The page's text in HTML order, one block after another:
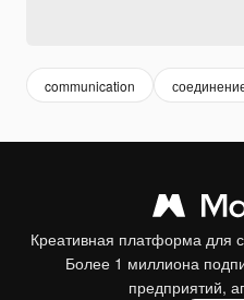
communication
Креативная платформа для
Более 1 миллиона
предприятий,